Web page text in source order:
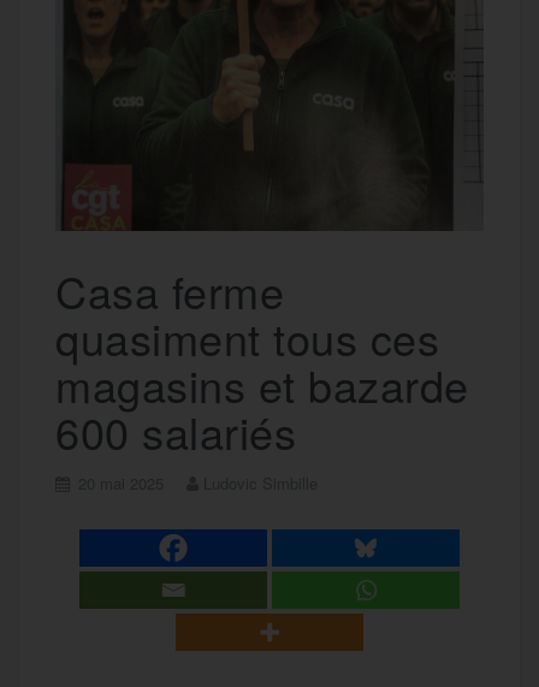
Casa ferme
quasiment tous ces
magasins et bazarde
600 salariés